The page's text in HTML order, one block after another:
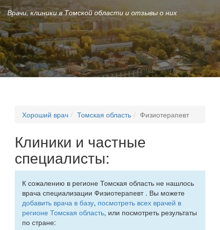
Врачи, клиники в Томской области и отзывы о них
Хороший врач Томская область Физиотерапевт
Клиники и частные
специалисты:
К сожалению в регионе Томская область не нашлось
врача специализации Физиотерапевт . Вы можете
добавить врача в базу, посмотреть всех врачей в
регионе Томская область, или посмотреть результаты
по стране: